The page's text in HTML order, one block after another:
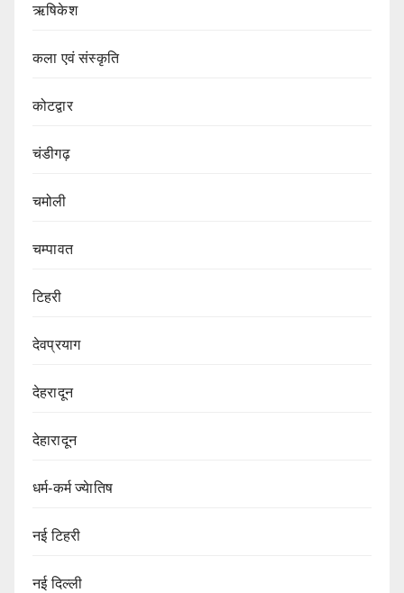
ऋषिकेश
कला एवं संस्कृति
कोटद्वार
चंडीगढ़
चमोली
चम्पावत
टिहरी
देवप्रयाग
देहरादून
देहारादून
धर्म-कर्म ज्येातिष
नई टिहरी
नई दिल्ली